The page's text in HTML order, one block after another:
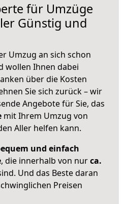
für Umzüge
Günstig und
Umzug an sich schon
wollen Ihnen dabei
über die Kosten
Sie sich zurück – wir
Angebote für Sie, das
mit Ihrem Umzug von
Aller helfen kann.
und einfach
, die innerhalb von nurca.
Und das Beste daran
Preisen